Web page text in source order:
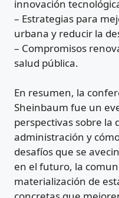
innovación
– Estrategias para
urbana y reducir la
– Compromisos
salud pública.
En resumen, la
Sheinbaum fue un
perspectivas sobre la
administración y
desafíos que se
en el futuro, la
materialización de